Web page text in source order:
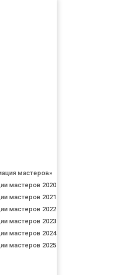
мастеров»
мастеров 2020
мастеров 2021
мастеров 2022
мастеров 2023
мастеров 2024
мастеров 2025